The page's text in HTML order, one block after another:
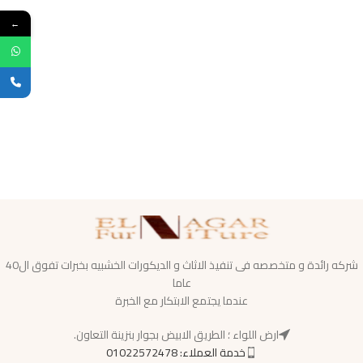
شركه رائدة و متخصصه فى تنفيذ الاثاث و الديكورات الخشبيه بخبرات تفوق ال40
عاما
عندما يجتمع الابتكار مع الخبرة
ارض اللواء ؛ الطريق الابيض بجوار بنزينة التعاون.
خدمة العملاء: 01022572478
←